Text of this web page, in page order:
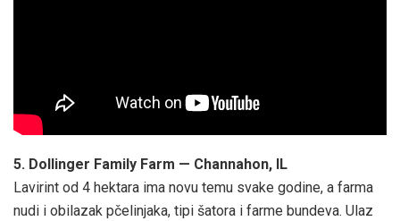
5. Dollinger Family Farm — Channahon, IL
Lavirint od 4 hektara ima novu temu svake godine, a farma
nudi i obilazak pčelinjaka, tipi šatora i farme bundeva. Ulaz